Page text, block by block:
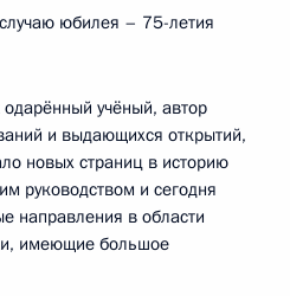
юбилея – 75-летия
учёный, автор
и выдающихся открытий,
новых страниц в историю
руководством и сегодня
направления в области
имеющие большое